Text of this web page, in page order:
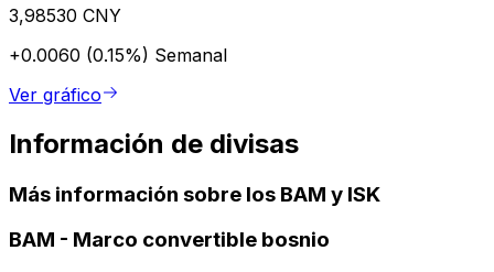
3,98530 CNY
+0.0060 (0.15%) Semanal
Ver gráfico
Información de divisas
Más información sobre los BAM y ISK
BAM - Marco convertible bosnio